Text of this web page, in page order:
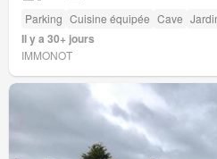
Parking Cuisine équipée Cave
Il y a 30+ jours
IMMONOT